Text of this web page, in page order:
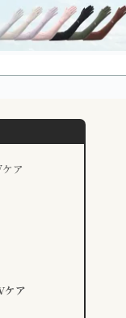
ア
ケア